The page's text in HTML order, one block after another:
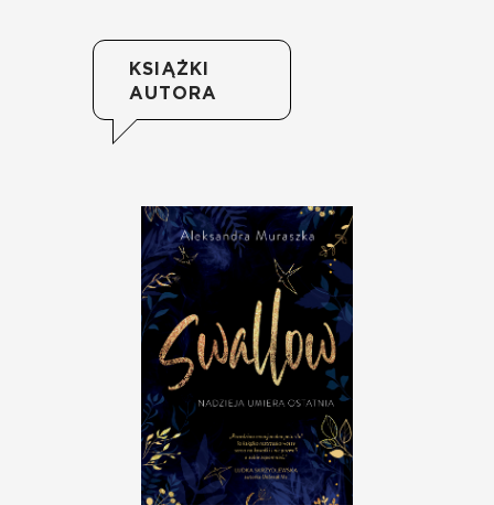
KSIĄŻKI
AUTORA